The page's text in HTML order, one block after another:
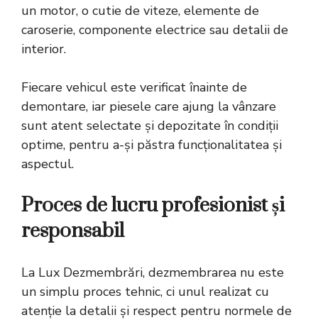
un motor, o cutie de viteze, elemente de
caroserie, componente electrice sau detalii de
interior.
Fiecare vehicul este verificat înainte de
demontare, iar piesele care ajung la vânzare
sunt atent selectate și depozitate în condiții
optime, pentru a-și păstra funcționalitatea și
aspectul.
Proces de lucru profesionist și
responsabil
La Lux Dezmembrări, dezmembrarea nu este
un simplu proces tehnic, ci unul realizat cu
atenție la detalii și respect pentru normele de